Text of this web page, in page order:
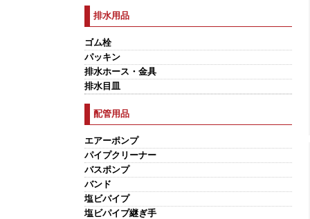
排水用品
ゴム栓
パッキン
排水ホース・金具
排水目皿
配管用品
エアーポンプ
パイプクリーナー
バスポンプ
バンド
塩ビパイプ
塩ビパイプ継ぎ手